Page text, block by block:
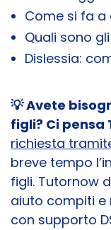
Come si fa a
Quali sono
Dislessia:
💡 Avete
figli? Ci pensa
richiesta
breve tempo
figli. Tutornow
aiuto compiti e
con supporto